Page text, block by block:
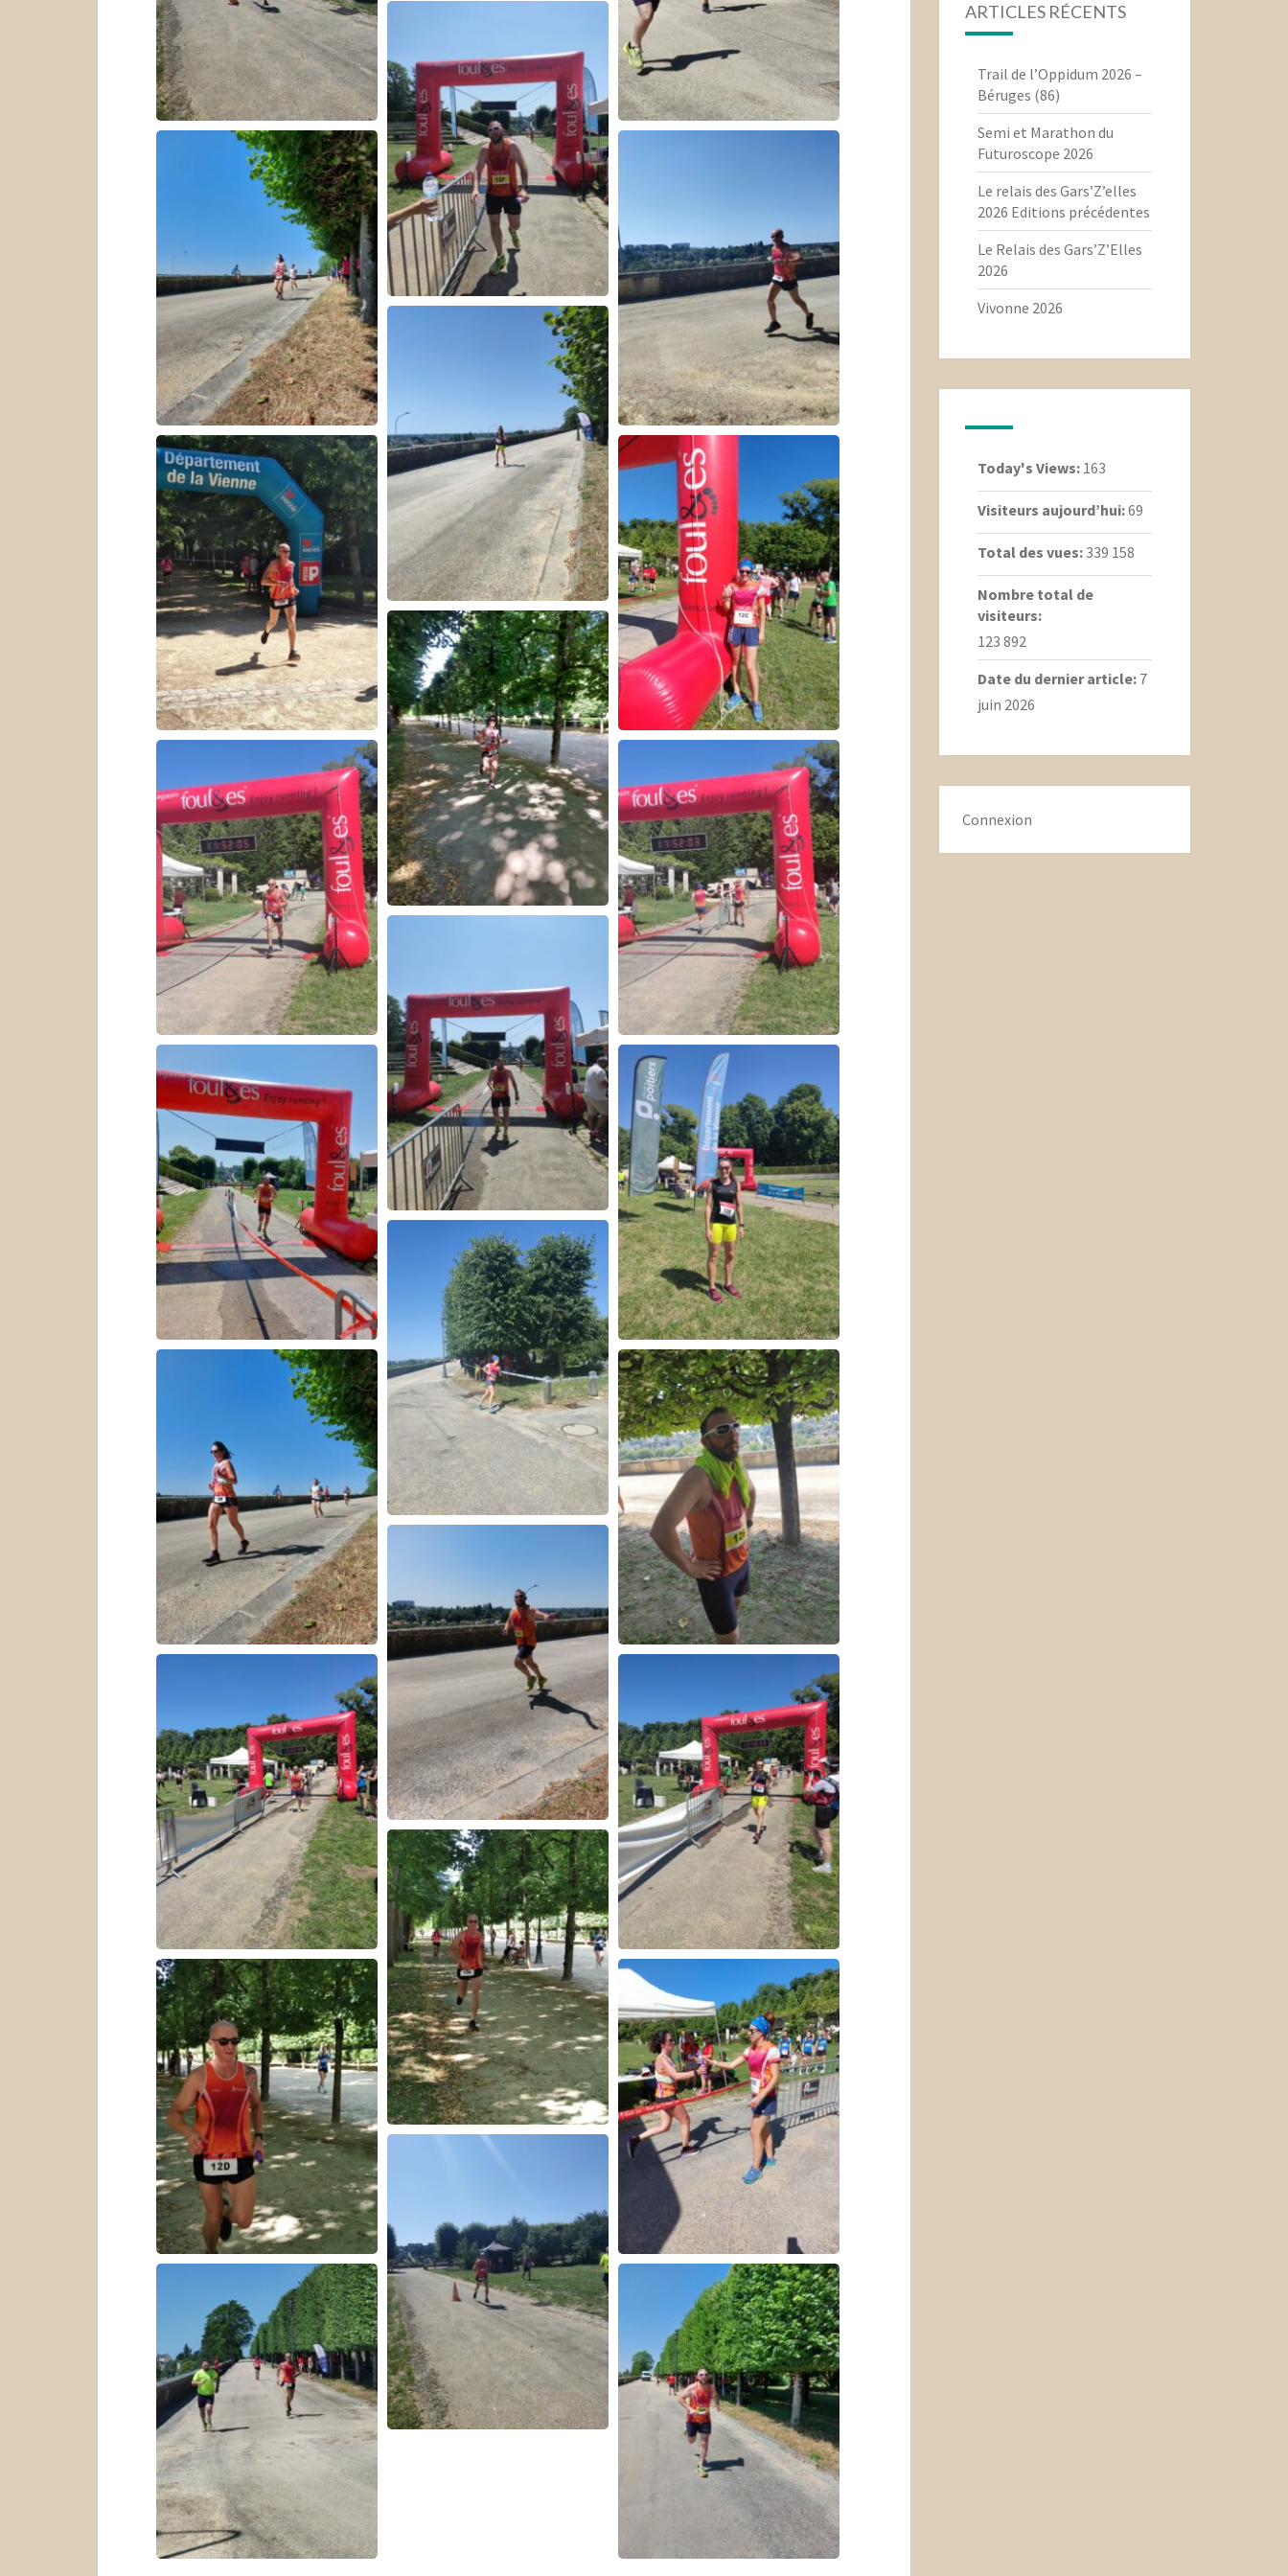
ARTICLES RÉCENTS
Trail de l’Oppidum 2026 –
Béruges (86)
Semi et Marathon du
Futuroscope 2026
Le relais des Gars’Z’elles
2026 Editions précédentes
Le Relais des Gars’Z’Elles
2026
Vivonne 2026
Today's Views: 163
Visiteurs aujourd’hui:69
Total des vues: 339 158
Nombre total de
visiteurs:
123 892
Date du dernier article: 7
juin 2026
Connexion